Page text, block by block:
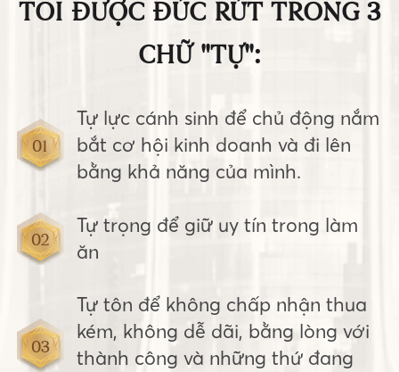
TÔI ĐƯỢC ĐÚC RÚT TRONG 3
CHỮ "TỰ":
01
Tự lực cánh sinh để chủ động nắm
bắt cơ hội kinh doanh và đi lên
bằng khả năng của mình.
02
Tự trọng để giữ uy tín trong làm
ăn
03
Tự tôn để không chấp nhận thua
kém, không dễ dãi, bằng lòng với
thành công và những thứ đang